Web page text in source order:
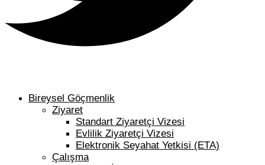
Bireysel Göçmenlik
Ziyaret
Standart Ziyaretçi Vizesi
Evlilik Ziyaretçi Vizesi
Elektronik Seyahat Yetkisi (ETA)
Çalışma